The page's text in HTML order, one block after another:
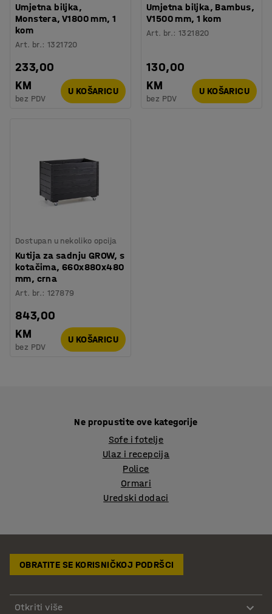
Umjetna biljka,
Monstera, V1800 mm, 1
kom
Art. br.:1321720
233,00
KM
bez PDV
U KOŠARICU
Umjetna biljka, Bambus,
V1500 mm, 1 kom
Art. br.:1321820
130,00
KM
bez PDV
U KOŠARICU
Dostupan u nekoliko opcija
Kutija za sadnju GROW, s
kotačima, 660x880x480
mm, crna
Art. br.:127879
843,00
KM
bez PDV
U KOŠARICU
Ne propustite ove kategorije
Sofe i fotelje
Ulaz i recepcija
Police
Ormari
Uredski dodaci
OBRATITE SE KORISNIČKOJ PODRŠCI
Otkriti više